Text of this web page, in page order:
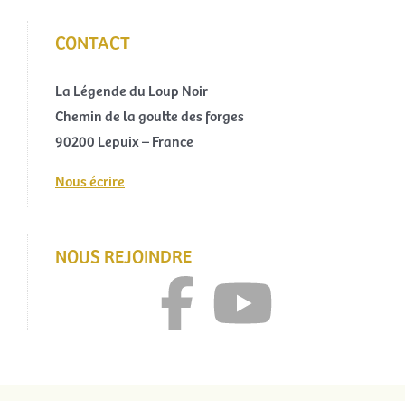
CONTACT
La Légende du Loup Noir
Chemin de la goutte des forges
90200 Lepuix – France
Nous écrire
NOUS REJOINDRE